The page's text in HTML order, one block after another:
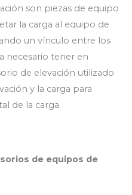
son piezas de equipo
la carga al equipo de
un vínculo entre los
necesario tener en
de elevación utilizado
y la carga para
de la carga.
de equipos de